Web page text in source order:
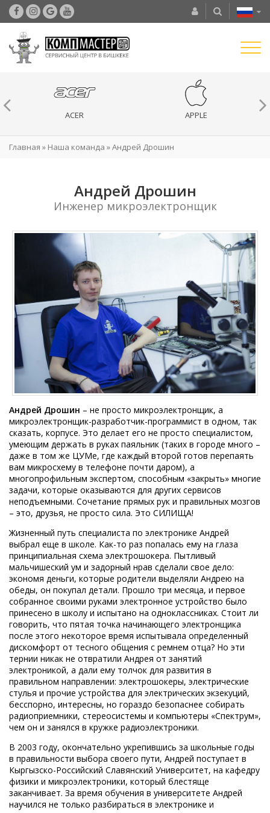
ACER APPLE
Главная » Наша команда »Андрей Дрошин
Андрей Дрошин
Инженер микроэлектронщик
Андрей Дрошин – не просто микроэлектронщик, а
микроэлектронщик-разработчик-программист в одном, так
сказать, корпусе. Это делает его не просто специалистом,
умеющим держать в руках паяльник (таких в городе много –
даже в том же ЦУМе, где каждый второй готов перепаять
вам микросхему в телефоне почти даром), а
многопрофильным экспертом, способным «закрыть» многие
задачи, которые оказываются для других сервисов
неподъемными. Сочетание прямых рук и правильных мозгов
– это, друзья, не просто сила. Это СИЛИЩА!
Жизненный путь специалиста по электронике Андрей
выбрал еще в школе. Как-то раз попалась ему на глаза
принципиальная схема электрошокера. Пытливый
мальчишеский ум и задорный нрав сделали свое дело:
экономя деньги, которые родители выделяли Андрею на
обеды, он покупал детали. Прошло три месяца, и первое
собранное своими руками электронное устройство было
принесено в школу и испытано на одноклассниках. Стоит ли
говорить, что пятая точка начинающего электронщика
после этого некоторое время испытывала определенный
дискомфорт от тесного общения с ремнем отца? Но эти
тернии никак не отвратили Андрея от занятий
электроникой, а дали ему толчок для развития в
правильном направлении: электрошокеры, электрические
стулья и прочие устройства для электрических экзекуций,
бесспорно, интересны, но гораздо безопаснее собирать
радиоприемники, стереосистемы и компьютеры «Спектрум»,
чем он и занялся в кружке радиоэлектроники.
В 2003 году, окончательно укрепившись за школьные годы
в правильности выбора своего пути, Андрей поступает в
Кыргызско-Российский Славянский Университет, на кафедру
физики и микроэлектроники, который блестяще
заканчивает. За время обучения в университете Андрей
научился не только разбираться в электронике и